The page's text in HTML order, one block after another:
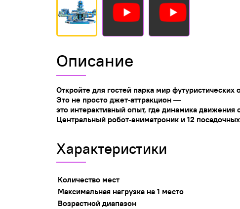
Описание
Откройте для гостей парка мир футуристических
Это не просто джет‑аттракцион —
это интерактивный опыт, где динамика движения
Центральный робот‑аниматроник и 12 посадочных
Характеристики
Количество мест
Максимальная нагрузка на 1 место
Возрастной диапазон